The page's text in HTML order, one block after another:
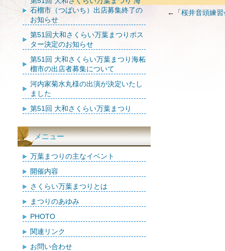
←「桜井音頭練
石榴市（つばいち）出店募集終了の
お知らせ
第51回大和さくらい万葉まつりポス
ター決定のお知らせ
第51回 大和さくらい万葉まつり海柘
榴市の出店者募集について
河内家菊水丸様の出演が決定いたし
ました
第51回 大和さくらい万葉まつり
メニュー
万葉まつりの主なイベント
開催内容
さくらい万葉まつりとは
まつりのあゆみ
PHOTO
関連リンク
お問い合わせ